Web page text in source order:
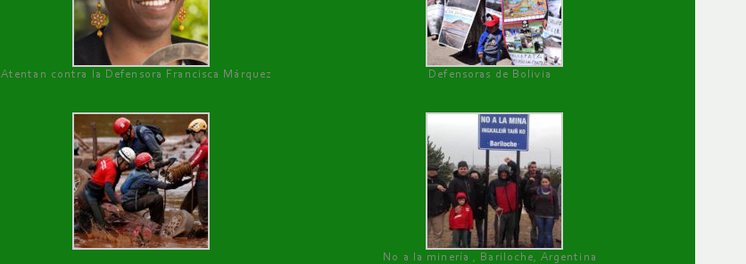
Atentan contra la Defensora Francisca Márquez Defensoras de Bolivia
No a la minería , Bariloche, Argentina